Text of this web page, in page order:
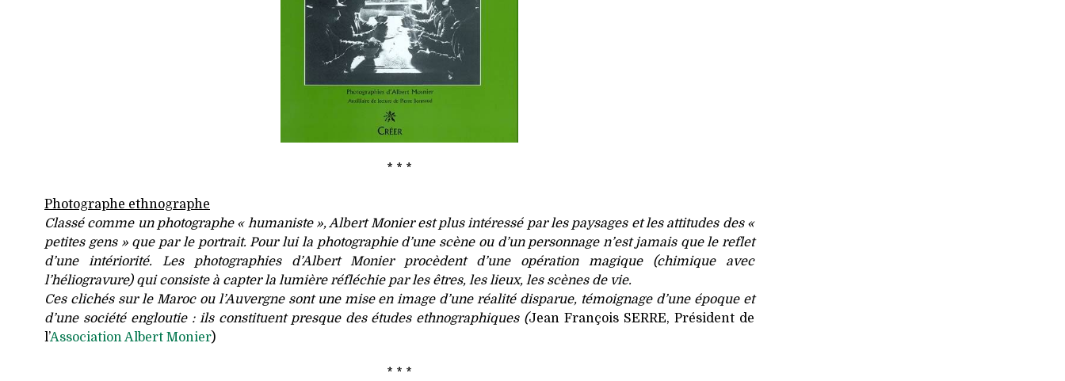
* * *
Photographe ethnographe
Classé comme un photographe « humaniste », Albert Monier est plus intéressé par les paysages et les attitudes des «
petites gens » que par le portrait. Pour lui la photographie d’une scène ou d’un personnage n’est jamais que le reflet
d’une intériorité. Les photographies d’Albert Monier procèdent d’une opération magique (chimique avec
l’héliogravure) qui consiste à capter la lumière réfléchie par les êtres, les lieux, les scènes de vie.
Ces clichés sur le Maroc ou l’Auvergne sont une mise en image d’une réalité disparue, témoignage d’une époque et
d’une société engloutie : ils constituent presque des études ethnographiques (Jean François SERRE, Président de
l’Association Albert Monier)
* * *